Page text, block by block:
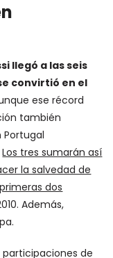
llegó a las seis
convirtió en el
ese récord
también
Portugal
Los tres sumarán así
la salvedad de
dos
Además,
de